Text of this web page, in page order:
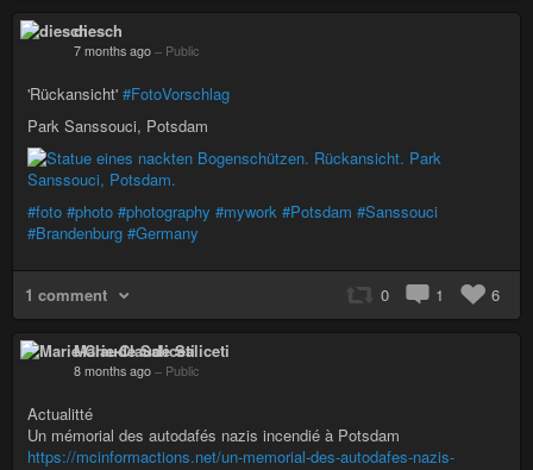
diesch
7 months ago – Public
'Rückansicht' #FotoVorschlag
Park Sanssouci, Potsdam
#foto #photo #photography #mywork #Potsdam #Sanssouci
#Brandenburg #Germany
1 comment 0 1 6
Marie-Claude Saliceti
8 months ago – Public
Actualitté
Un mémorial des autodafés nazis incendié à Potsdam
https://mcinformactions.net/un-memorial-des-autodafes-nazis-